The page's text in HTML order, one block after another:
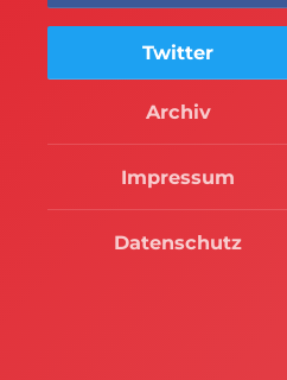
Twitter
Archiv
Impressum
Datenschutz